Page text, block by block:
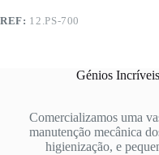
REF: 12.PS-700
Génios
Comercializamos uma
manutenção mecânica
higienização, e